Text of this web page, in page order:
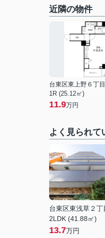
近隣の物件
台東区東上野６丁目
1R (25.12㎡)
11.9万円
よく見られて
台東区東浅草２丁
2LDK (41.88㎡)
13.7万円